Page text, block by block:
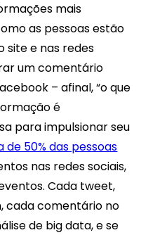
mais
as pessoas estão
site e nas redes
um comentário
– afinal, “o que
é
para impulsionar seu
50% das pessoas
nas redes sociais,
Cada tweet,
cada comentário no
de big data, e se